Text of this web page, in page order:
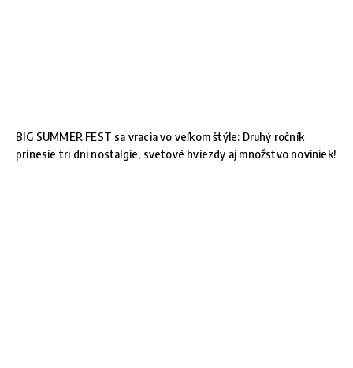
BIG SUMMER FEST sa vracia vo veľkom štýle: Druhý ročník
prinesie tri dni nostalgie, svetové hviezdy aj množstvo noviniek!